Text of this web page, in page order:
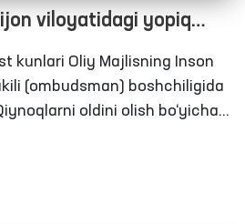
viloyatidagi yopiq
o‘rgandi
kunlari Oliy Majlisning Inson
(ombudsman) boshchiligida
oldini olish bo‘yicha
Majlis Qonunchilik palatasi
axborot vositalari